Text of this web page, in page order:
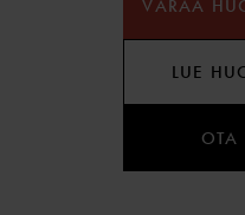
VARAA
LUE
OTA